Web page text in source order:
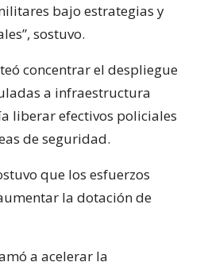
bajo estrategias y
sostuvo.
concentrar el despliegue
a infraestructura
liberar efectivos policiales
de seguridad.
que los esfuerzos
la dotación de
a acelerar la